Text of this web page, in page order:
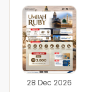
28 Dec 2026